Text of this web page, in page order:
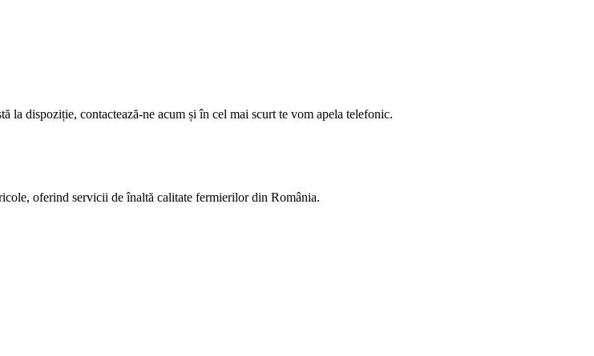
la dispoziție, contactează-ne acum și în cel mai scurt te vom apela telefonic.
oferind servicii de înaltă calitate fermierilor din România.